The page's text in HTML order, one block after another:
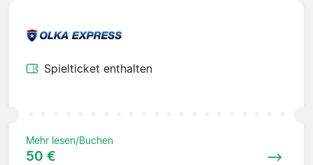
Spielticket enthalten
Mehr lesen/Buchen
50 €